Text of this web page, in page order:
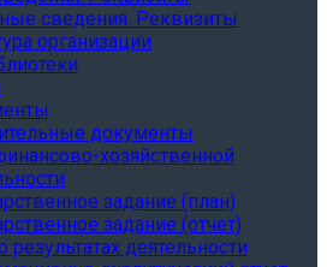
сведения. Реквизиты
организации
документы
хозяйственной
задание (план)
задание (отчет)
результатах деятельности